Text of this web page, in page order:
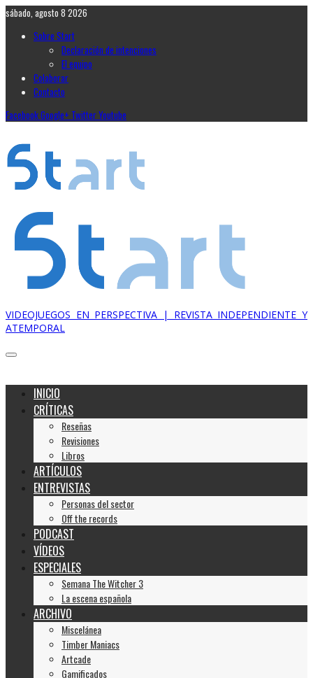
sábado, agosto 8 2026
Sobre Start
Declaración de intenciones
El equipo
Colaborar
Contacto
FacebookGoogle+ TwitterYoutube
VIDEOJUEGOS EN PERSPECTIVA | REVISTA INDEPENDIENTE Y
ATEMPORAL
INICIO
CRÍTICAS
Reseñas
Revisiones
Libros
ARTÍCULOS
ENTREVISTAS
Personas del sector
Off the records
PODCAST
VÍDEOS
ESPECIALES
Semana The Witcher 3
La escena española
ARCHIVO
Miscelánea
Timber Maniacs
Artcade
Gamificados